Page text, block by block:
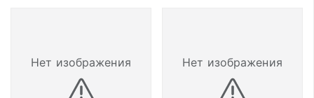
Нет изображения Нет изображения